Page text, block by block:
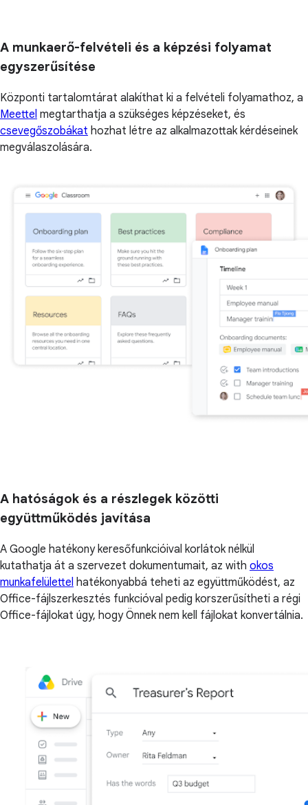
A munkaerő-felvételi és a képzési folyamat
egyszerűsítése
Központi tartalomtárat alakíthat ki a felvételi folyamathoz, a
Meettel megtarthatja a szükséges képzéseket, és
csevegőszobákat hozhat létre az alkalmazottak kérdéseinek
megválaszolására.
A hatóságok és a részlegek közötti
együttműködés javítása
A Google hatékony keresőfunkcióival korlátok nélkül
kutathatja át a szervezet dokumentumait, az with okos
munkafelülettel hatékonyabbá teheti az együttműködést, az
Office-fájlszerkesztés funkcióval pedig korszerűsítheti a régi
Office-fájlokat úgy, hogy Önnek nem kell fájlokat konvertálnia.